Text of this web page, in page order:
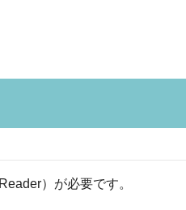
）が必要です。